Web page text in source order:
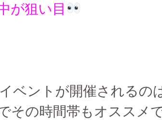
が狙い目
ベントが開催されるの
その時間帯もオススメ